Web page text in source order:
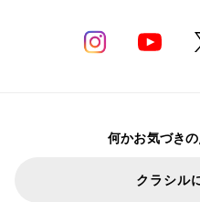
何かお気づき
クラシル